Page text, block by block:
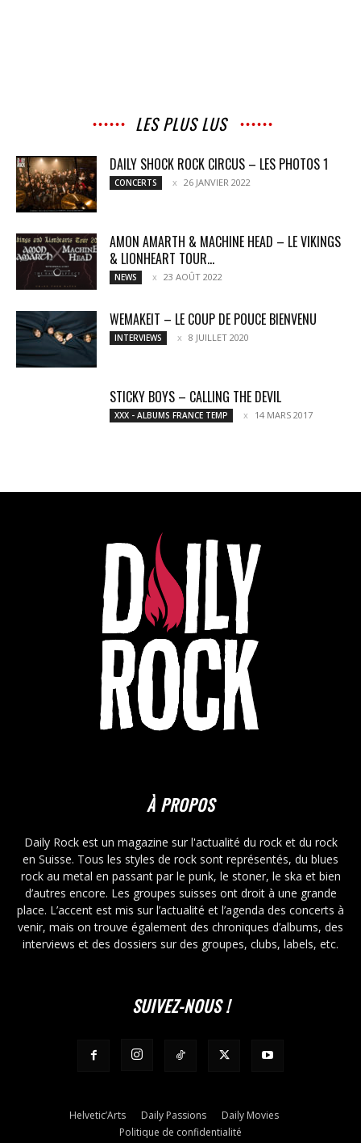
LES PLUS LUS
DAILY SHOCK ROCK CIRCUS – LES PHOTOS 1
CONCERTS 26 JANVIER 2022
AMON AMARTH & MACHINE HEAD – LE VIKINGS
& LIONHEART TOUR...
NEWS 23 AOÛT 2022
WEMAKEIT – LE COUP DE POUCE BIENVENU
INTERVIEWS 8 JUILLET 2020
STICKY BOYS – CALLING THE DEVIL
XXX - ALBUMS FRANCE TEMP 14 MARS 2017
À PROPOS
Daily Rock est un magazine sur l'actualité du rock et du rock
en Suisse. Tous les styles de rock sont représentés, du blues
rock au metal en passant par le punk, le stoner, le ska et bien
d’autres encore. Les groupes suisses ont droit à une grande
place. L’accent est mis sur l’actualité et l’agenda des concerts à
venir, mais on trouve également des chroniques d’albums, des
interviews et des dossiers sur des groupes, clubs, labels, etc.
SUIVEZ-NOUS !
Helvetic’Arts Daily Passions
Daily Movies
Politique de confidentialité